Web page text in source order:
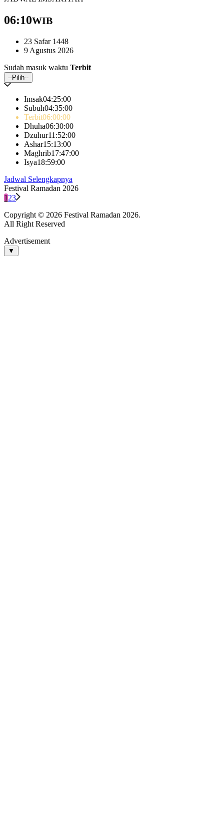
06:10WIB
23 Safar 1448
9 Agustus 2026
Sudah masuk waktu Terbit
--Pilih--
Imsak04:25:00
Subuh04:35:00
Terbit06:00:00
Dhuha06:30:00
Dzuhur11:52:00
Ashar15:13:00
Maghrib17:47:00
Isya18:59:00
Jadwal Selengkapnya
Festival Ramadan 2026
123
Copyright © 2026 Festival Ramadan 2026.
All Right Reserved
Advertisement
▼